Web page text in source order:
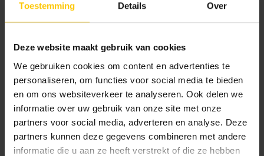
Toestemming Details Over
Deze website maakt gebruik van cookies
We gebruiken cookies om content en advertenties te
personaliseren, om functies voor social media te bieden
en om ons websiteverkeer te analyseren. Ook delen we
informatie over uw gebruik van onze site met onze
partners voor social media, adverteren en analyse. Deze
partners kunnen deze gegevens combineren met andere
informatie die u aan ze heeft verstrekt of die ze hebben